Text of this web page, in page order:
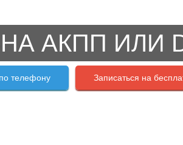
АКПП ИЛИ
телефону Записаться на